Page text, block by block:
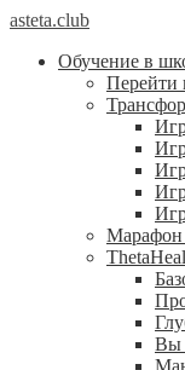
asteta.club
Обучение в
Перейти
Марафон
Вы